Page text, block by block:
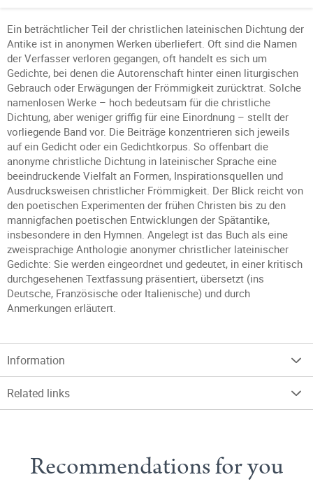
Ein beträchtlicher Teil der christlichen lateinischen Dichtung der
Antike ist in anonymen Werken überliefert. Oft sind die Namen
der Verfasser verloren gegangen, oft handelt es sich um
Gedichte, bei denen die Autorenschaft hinter einen liturgischen
Gebrauch oder Erwägungen der Frömmigkeit zurücktrat. Solche
namenlosen Werke – hoch bedeutsam für die christliche
Dichtung, aber weniger griffig für eine Einordnung – stellt der
vorliegende Band vor. Die Beiträge konzentrieren sich jeweils
auf ein Gedicht oder ein Gedichtkorpus. So offenbart die
anonyme christliche Dichtung in lateinischer Sprache eine
beeindruckende Vielfalt an Formen, Inspirationsquellen und
Ausdrucksweisen christlicher Frömmigkeit. Der Blick reicht von
den poetischen Experimenten der frühen Christen bis zu den
mannigfachen poetischen Entwicklungen der Spätantike,
insbesondere in den Hymnen. Angelegt ist das Buch als eine
zweisprachige Anthologie anonymer christlicher lateinischer
Gedichte: Sie werden eingeordnet und gedeutet, in einer kritisch
durchgesehenen Textfassung präsentiert, übersetzt (ins
Deutsche, Französische oder Italienische) und durch
Anmerkungen erläutert.
Information
Related links
Recommendations for you